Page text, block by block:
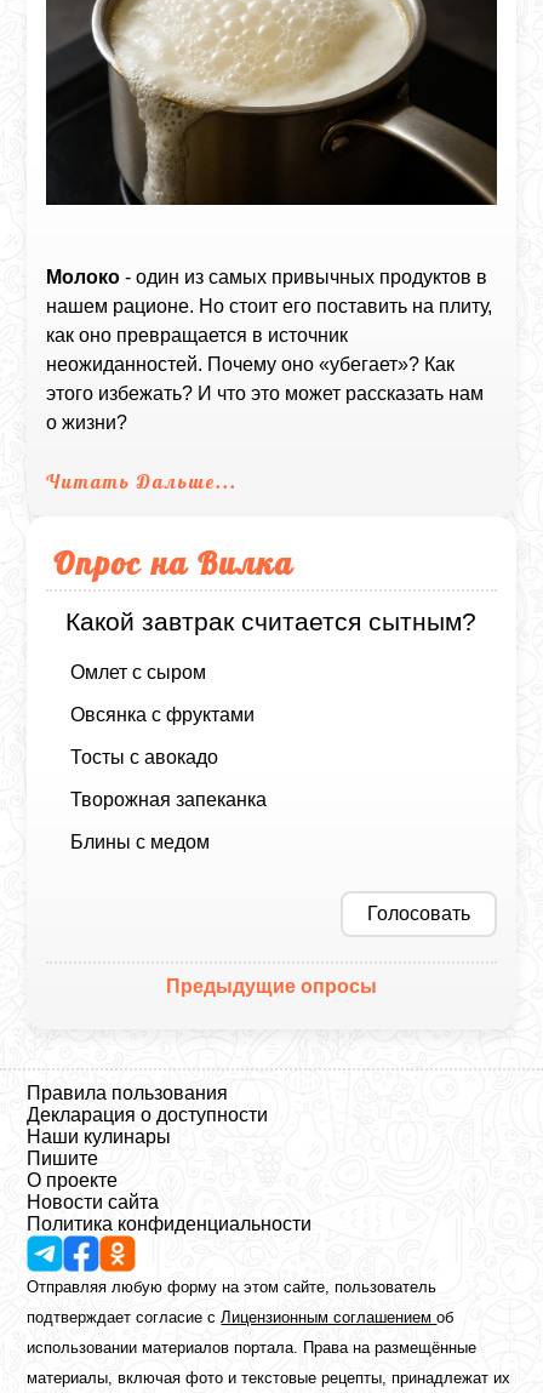
Молоко - один из самых привычных продуктов в
нашем рационе. Но стоит его поставить на плиту,
как оно превращается в источник
неожиданностей. Почему оно «убегает»? Как
этого избежать? И что это может рассказать нам
о жизни?
Читать Дальше...
Опрос на Вилка
Какой завтрак считается сытным?
Омлет с сыром
Овсянка с фруктами
Тосты с авокадо
Творожная запеканка
Блины с медом
Голосовать
Предыдущие опросы
Правила пользования
Декларация о доступности
Наши кулинары
Пишите
О проекте
Новости сайта
Политика конфиденциальности
Отправляя любую форму на этом сайте, пользователь
подтверждает согласие сЛицензионным соглашениемоб
использовании материалов портала. Права на размещённые
материалы, включая фото и текстовые рецепты, принадлежат их